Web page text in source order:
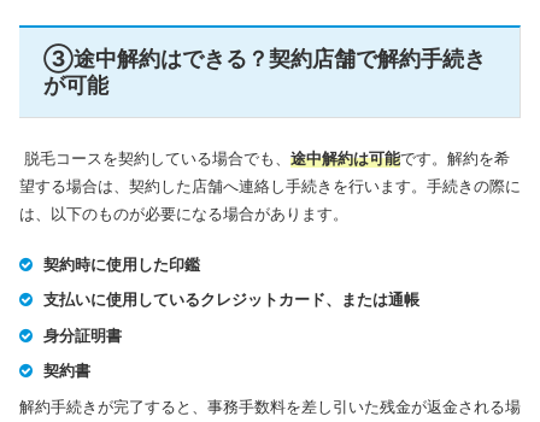
③途中解約はできる？契約店舗で解約手続き
が可能
脱毛コースを契約している場合でも、 途中解約は可能です。解約を希
望する場合は、契約した店舗へ連絡し手続きを行います。手続きの際に
は、以下のものが必要になる場合があります。
契約時に使用した印鑑
支払いに使用しているクレジットカード、または通帳
身分証明書
契約書
解約手続きが完了すると、事務手数料を差し引いた残金が返金される場